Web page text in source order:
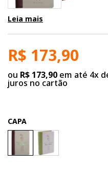
Leia mais
R$ 173,90
ou R$ 173,90 em até 4x
juros no cartão
CAPA